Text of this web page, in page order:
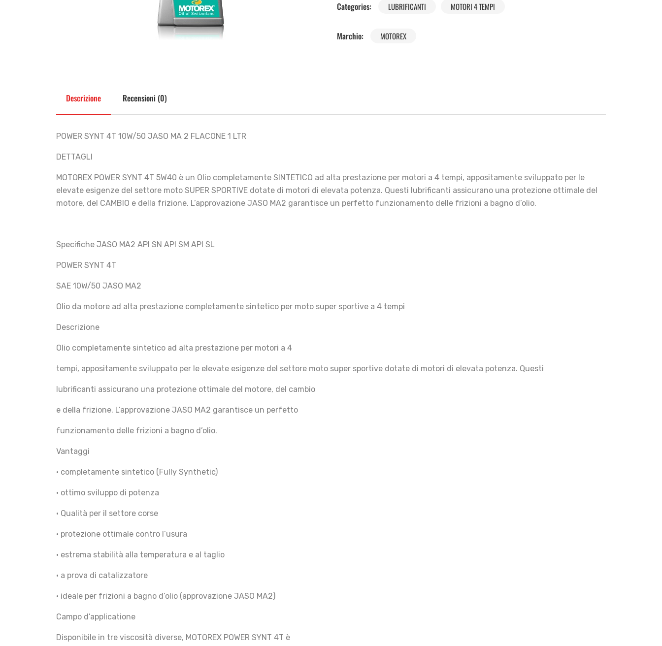
Categories:
LUBRIFICANTI MOTORI 4 TEMPI
Marchio: MOTOREX
Descrizione Recensioni (0)
POWER SYNT 4T 10W/50 JASO MA 2 FLACONE 1 LTR
DETTAGLI
MOTOREX POWER SYNT 4T 5W40 è un Olio completamente SINTETICO ad alta prestazione per motori a 4 tempi, appositamente sviluppato per le
elevate esigenze del settore moto SUPER SPORTIVE dotate di motori di elevata potenza. Questi lubrificanti assicurano una protezione ottimale del
motore, del CAMBIO e della frizione. L’approvazione JASO MA2 garantisce un perfetto funzionamento delle frizioni a bagno d’olio.
Specifiche JASO MA2 API SN API SM API SL
POWER SYNT 4T
SAE 10W/50 JASO MA2
Olio da motore ad alta prestazione completamente sintetico per moto super sportive a 4 tempi
Descrizione
Olio completamente sintetico ad alta prestazione per motori a 4
tempi, appositamente sviluppato per le elevate esigenze del settore moto super sportive dotate di motori di elevata potenza. Questi
lubrificanti assicurano una protezione ottimale del motore, del cambio
e della frizione. L’approvazione JASO MA2 garantisce un perfetto
funzionamento delle frizioni a bagno d’olio.
Vantaggi
• completamente sintetico (Fully Synthetic)
• ottimo sviluppo di potenza
• Qualità per il settore corse
• protezione ottimale contro l’usura
• estrema stabilità alla temperatura e al taglio
• a prova di catalizzatore
• ideale per frizioni a bagno d’olio (approvazione JASO MA2)
Campo d’applicatione
Disponibile in tre viscosità diverse, MOTOREX POWER SYNT 4T è